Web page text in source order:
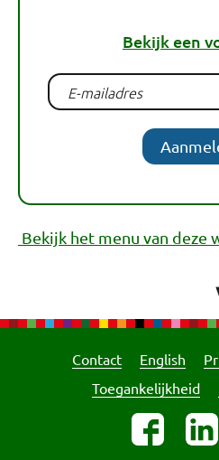
Bekijk een
Bekijk het menu van deze
Contact English
Toegankelijkheid